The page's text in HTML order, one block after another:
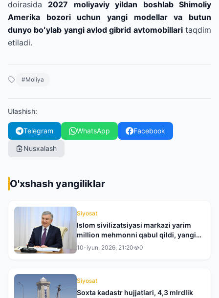
doirasida 2027 moliyaviy yildan boshlab Shimoliy
Amerika bozori uchun yangi modellar va butun
dunyo boʻylab yangi avlod gibrid avtomobillaritaqdim
etiladi.
#Moliya
Ulashish:
Telegram WhatsApp Facebook
Nusxalash
O'xshash yangiliklar
Siyosat
Islom sivilizatsiyasi markazi yarim
million mehmonni qabul qildi, yangi
xalqaro loyihalar boshlanadi
10-iyun, 2026, 21:20 0
Siyosat
Soxta kadastr hujjatlari, 4,3 mlrdlik